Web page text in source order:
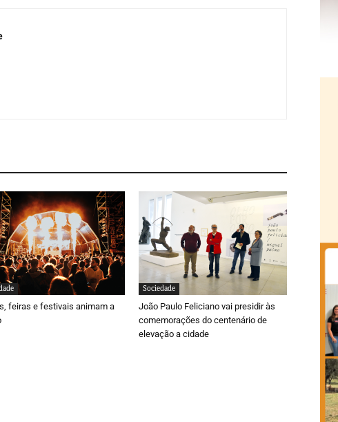
feiras e festivais animam a
Sociedade
João Paulo Feliciano vai presidir às
comemorações do centenário de
elevação a cidade